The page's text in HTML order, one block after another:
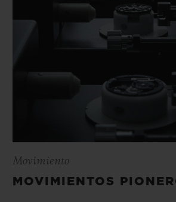
Movimiento
MOVIMIENTOS